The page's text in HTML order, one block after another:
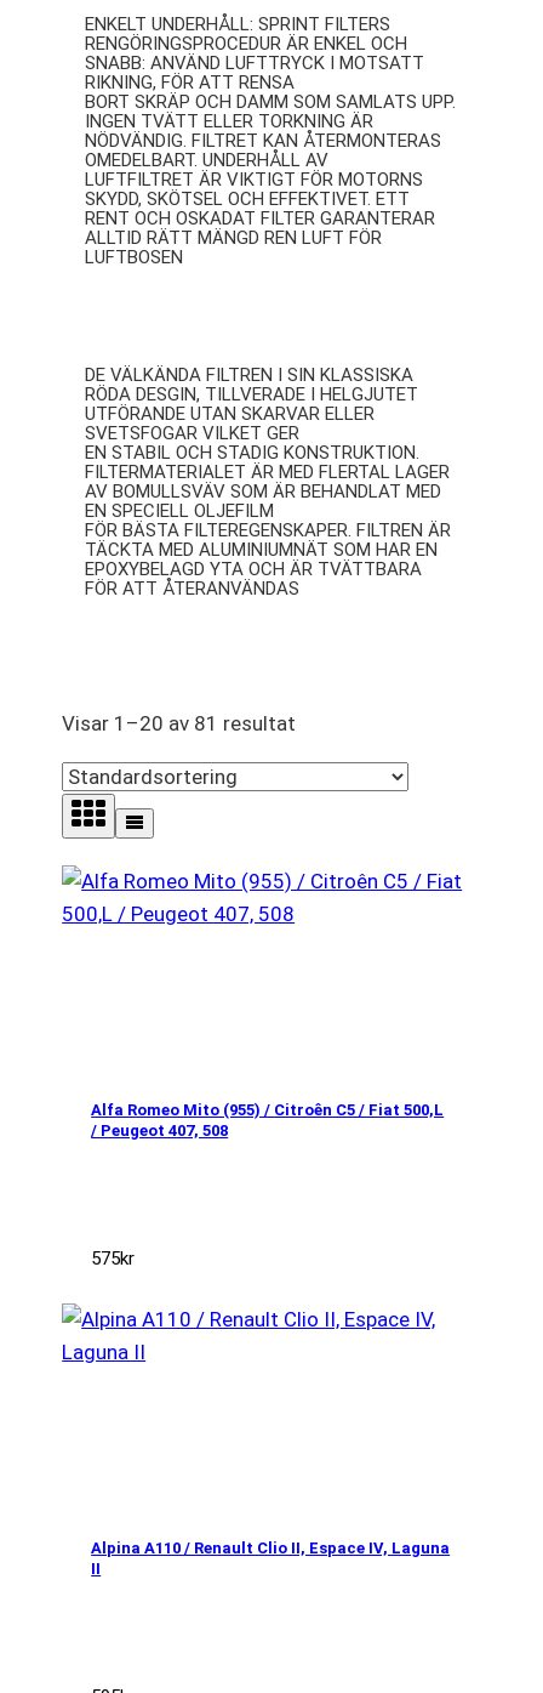
ENKELT UNDERHÅLL: SPRINT FILTERS
RENGÖRINGSPROCEDUR ÄR ENKEL OCH
SNABB: ANVÄND LUFTTRYCK I MOTSATT
RIKNING, FÖR ATT RENSA
BORT SKRÄP OCH DAMM SOM SAMLATS UPP.
INGEN TVÄTT ELLER TORKNING ÄR
NÖDVÄNDIG. FILTRET KAN ÅTERMONTERAS
OMEDELBART. UNDERHÅLL AV
LUFTFILTRET ÄR VIKTIGT FÖR MOTORNS
SKYDD, SKÖTSEL OCH EFFEKTIVET. ETT
RENT OCH OSKADAT FILTER GARANTERAR
ALLTID RÄTT MÄNGD REN LUFT FÖR
LUFTBOSEN
DE VÄLKÄNDA FILTREN I SIN KLASSISKA
RÖDA DESGIN, TILLVERADE I HELGJUTET
UTFÖRANDE UTAN SKARVAR ELLER
SVETSFOGAR VILKET GER
EN STABIL OCH STADIG KONSTRUKTION.
FILTERMATERIALET ÄR MED FLERTAL LAGER
AV BOMULLSVÄV SOM ÄR BEHANDLAT MED
EN SPECIELL OLJEFILM
FÖR BÄSTA FILTEREGENSKAPER. FILTREN ÄR
TÄCKTA MED ALUMINIUMNÄT SOM HAR EN
EPOXYBELAGD YTA OCH ÄR TVÄTTBARA
FÖR ATT ÅTERANVÄNDAS
Visar 1–20 av 81 resultat
Alfa Romeo Mito (955) / Citroên C5 / Fiat 500,L
/ Peugeot 407, 508
575kr
Alpina A110 / Renault Clio II, Espace IV, Laguna
II